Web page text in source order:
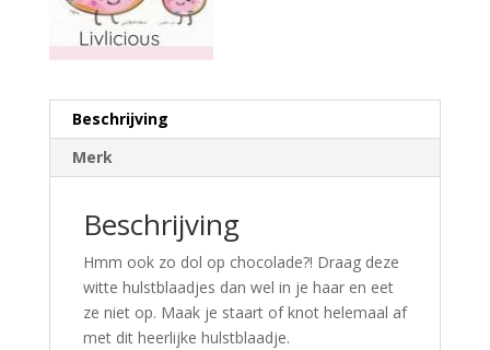
Beschrijving
Merk
Beschrijving
Hmm ook zo dol op chocolade?! Draag deze
witte hulstblaadjes dan wel in je haar en eet
ze niet op. Maak je staart of knot helemaal af
met dit heerlijke hulstblaadje.